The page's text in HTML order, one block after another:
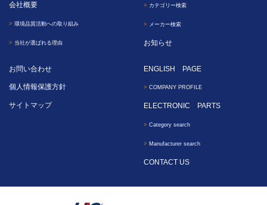
会社概要
環境品質活動への取り組み
当社が選ばれる理由
カテゴリー検索
メーカー検索
お知らせ
お問い合わせ
個人情報保護方針
サイトマップ
ENGLISH PAGE
COMPANY PROFILE
ELECTRONIC PARTS
Category search
Manufacturer search
CONTACT US